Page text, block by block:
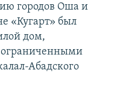
городов Оша и
«Кугарт» был
дом,
ограниченными
Абадского